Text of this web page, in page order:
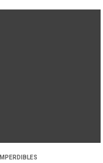
IMPERDIBLES